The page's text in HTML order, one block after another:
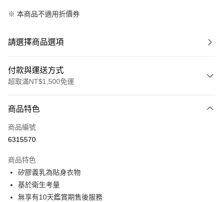
※ 本商品不適用折價券
請選擇商品選項
付款與運送方式
超取滿NT$1,500免運
信用卡一次付款
超商取貨付款
Apple Pay
悠遊付
商品特色
商品編號
6315570
商品特色
矽膠義乳為貼身衣物
基於衛生考量
無享有10天鑑賞期售後服務